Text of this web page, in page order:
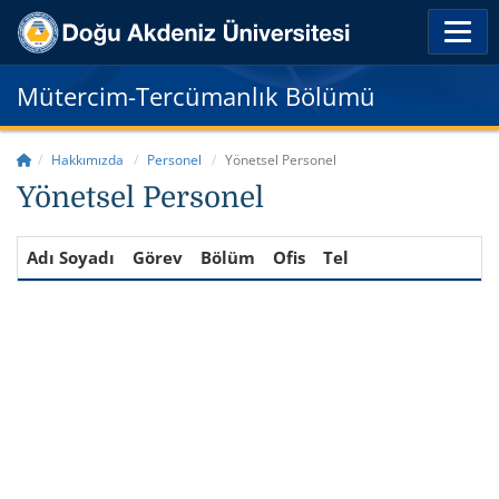
Mütercim-Tercümanlık Bölümü
Hakkımızda Personel Yönetsel Personel
Yönetsel Personel
Adı Soyadı Görev Bölüm Ofis Tel